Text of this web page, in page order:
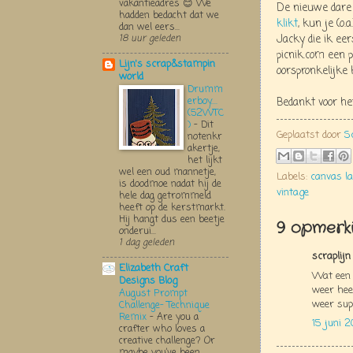
De nieuwe
klikt, kun je
Jacky die ik
picnik.com een
oorspronkelijke
Bedankt voor
Geplaatst door
Labels: canvas
vintage
9
scraplijn
Wat
weer
weer
15 juni
vakantieadres 😊 We
hadden bedacht dat we
dan wel eers...
18 uur geleden
Lijn's scrap&stampin
world
Drumm
erboy....
(52WTC
) - Dit
notenkr
akertje,
het lijkt
wel een oud mannetje,
is doodmoe nadat hij de
hele dag getrommeld
heeft op de kerstmarkt.
Hij hangt dus een beetje
onderui...
1 dag geleden
Elizabeth Craft
Designs Blog
August Prompt
Challenge- Technique
Remix - Are you a
crafter who loves a
creative challenge? Or